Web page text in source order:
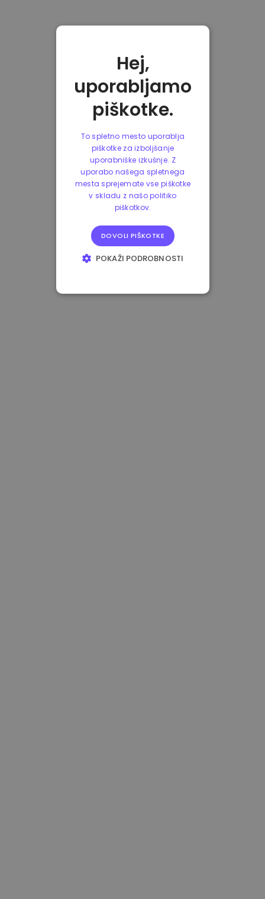
Hej,
uporabljamo
piškotke.
To spletno mesto uporablja
piškotke za izboljšanje
uporabniške izkušnje. Z
uporabo našega spletnega
mesta sprejemate vse piškotke
v skladu z našo politiko
piškotkov.
DOVOLI PIŠKOTKE
POKAŽI PODROBNOSTI